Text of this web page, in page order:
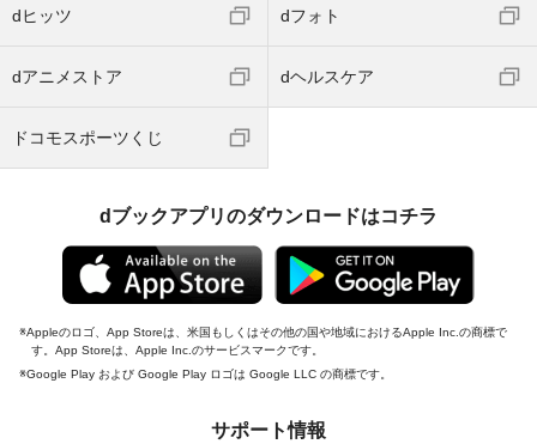
dヒッツ dフォト
dアニメストア dヘルスケア
ドコモスポーツくじ
dブックアプリのダウンロードはコチラ
Appleのロゴ、App Storeは、米国もしくはその他の国や地域におけるApple Inc.の商標で
す。App Storeは、Apple Inc.のサービスマークです。
Google Play および Google Play ロゴは Google LLC の商標です。
サポート情報